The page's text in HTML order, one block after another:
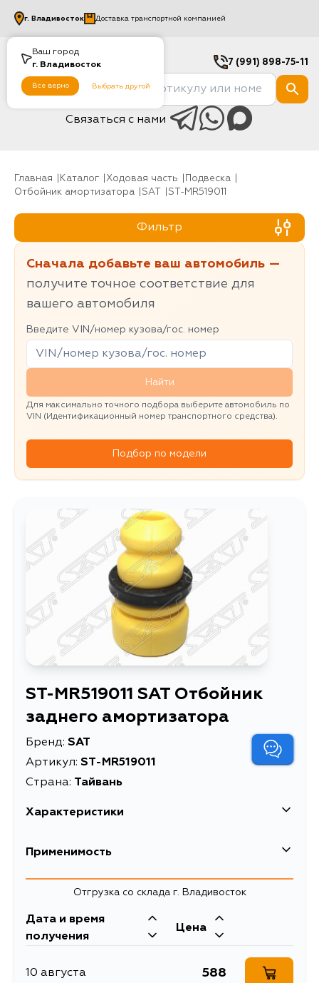
Ваш город
г. Владивосток
Все верно Выбрать другой
г. Владивосток Доставка транспортной компанией
7 (991) 898-75-11
Связаться с нами
Главная Каталог Ходовая часть
Подвеска
Отбойник амортизатора
SAT ST-MR519011
Фильтр
Сначала добавьте ваш автомобиль —
получите точное соответствие для
вашего автомобиля
Введите VIN/номер кузова/гос. номер
Найти
Для максимально точного подбора выберите автомобиль по
VIN (Идентификационный номер транспортного средства).
Подбор по модели
ST-MR519011 SAT Отбойник
заднего амортизатора
Бренд: SAT
Артикул: ST-MR519011
Страна: Тайвань
Характеристики
Описание
Отбойник заднего
MITSUBISHI LANCER
CS 00-09
Применимость
Отгрузка со склада г. Владивосток
Дата и время
получения
Цена
10 августа 588